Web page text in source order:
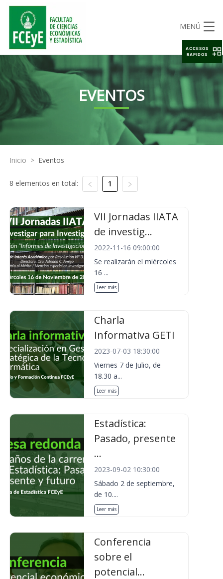
MENÚ
EVENTOS
Inicio > Eventos
8 elementos en total: 1
VII Jornadas IIATA
de investig...
2022-11-16 09:00:00
Se realizarán el miércoles
16 ...
Leer más
Charla
Informativa GETI
2023-07-03 18:30:00
Viernes 7 de Julio, de
18.30 a...
Leer más
Estadística:
Pasado, presente
...
2023-09-02 10:30:00
Sábado 2 de septiembre,
de 10....
Leer más
Conferencia
sobre el
potencial...
ACCESOS
RAPIDOS